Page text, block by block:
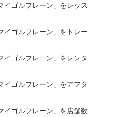
イゴルフレーン」をレッス
イゴルフレーン」をトレー
イゴルフレーン」をレンタ
イゴルフレーン」をアフタ
イゴルフレーン」を店舗数